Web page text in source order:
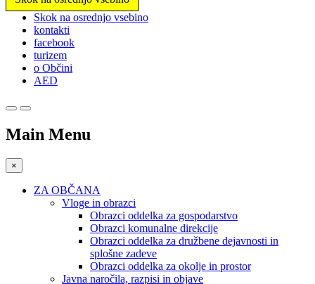
Prosimo,
upoštevajte:
spletno
mesto
vključuje
sistem
Skok na osrednjo vsebino
kontakti
facebook
turizem
o Občini
AED
Main Menu
×
ZA OBČANA
Vloge in obrazci
Obrazci oddelka za gospodarstvo
Obrazci komunalne direkcije
Obrazci oddelka za družbene dejavnosti in
splošne zadeve
Obrazci oddelka za okolje in prostor
Javna naročila, razpisi in objave